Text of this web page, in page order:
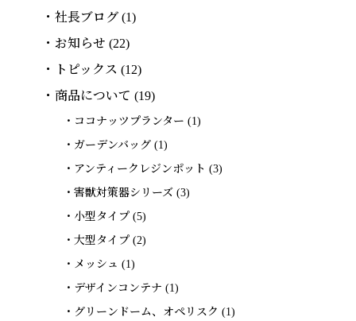
社長ブログ(1)
お知らせ (22)
トピックス (12)
商品について (19)
ココナッツプランター (1)
ガーデンバッグ(1)
アンティークレジンポット (3)
害獣対策器シリーズ(3)
小型タイプ(5)
大型タイプ(2)
メッシュ (1)
デザインコンテナ (1)
グリーンドーム、オペリスク (1)